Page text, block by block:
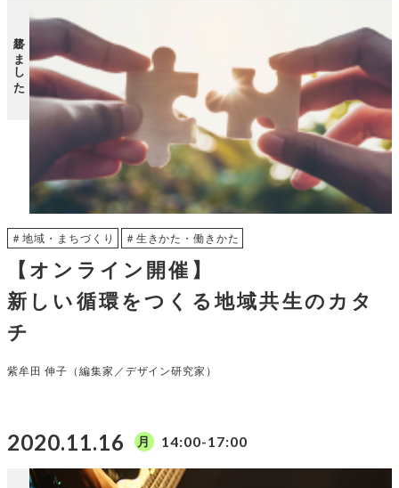
終了しました
＃地域・まちづくり ＃生きかた・働きかた
【オンライン開催】
新しい循環をつくる地域共生のカタ
チ
紫牟田 伸子（編集家／デザイン研究家）
2020.11.16 月 14:00-17:00